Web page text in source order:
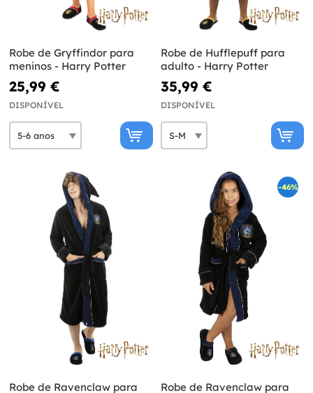
Robe de Gryffindor para
meninos - Harry Potter
25,99 €
DISPONÍVEL
Robe de Hufflepuff para
adulto - Harry Potter
35,99 €
DISPONÍVEL
Robe de Ravenclaw para
-46%
Robe de Ravenclaw para